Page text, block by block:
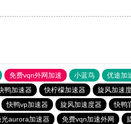
免费vqn外网加速 小蓝鸟 优途加
鸭加速器 快柠檬加速器 旋风加速
快鸭vp加速器 旋风加速度器 快鸭
光aurora加速器 免费vqn加速外网